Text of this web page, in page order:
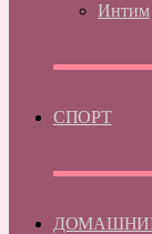
Интим
СПОРТ